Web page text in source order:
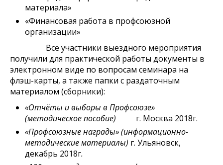
материала»
«Финансовая работа в профсоюзной
организации»
Все участники выездного мероприятия
получили для практической работы документы в
электронном виде по вопросам семинара на
флэш-карты, а также папки с раздаточным
материалом (сборники):
«Отчёты и выборы в Профсоюзе»
(методическое пособие) г. Москва 2018г.
«Профсоюзные награды» (информационно-
методические материалы) г. Ульяновск,
декабрь 2018г.